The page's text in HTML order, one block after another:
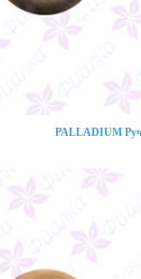
PALLADIUM